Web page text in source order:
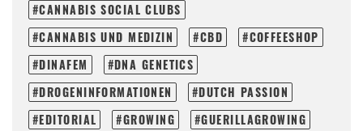
CANNABIS SOCIAL CLUBS
CANNABIS UND MEDIZIN
CBD
COFFEESHOP
DINAFEM
DNA GENETICS
DROGENINFORMATIONEN
DUTCH PASSION
EDITORIAL
GROWING
GUERILLAGROWING